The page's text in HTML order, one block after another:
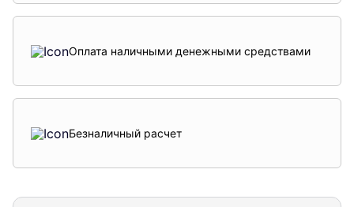
Оплата наличными денежными средствами
Безналичный расчет